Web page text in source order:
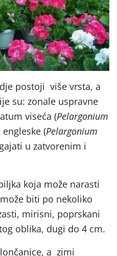
postoji više vrsta, a
su: zonale uspravne
viseća (Pelargonium
(Pelargonium
u zatvorenim i
koja može narasti
biti po nekoliko
mirisni, poprskani
oblika, dugi do 4 cm.
a zimi